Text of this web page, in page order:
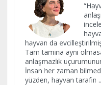
hayvan da
Tam tamına aynı
anlaşmazlık
İnsan her zaman
yüzden, hayvan tarafın